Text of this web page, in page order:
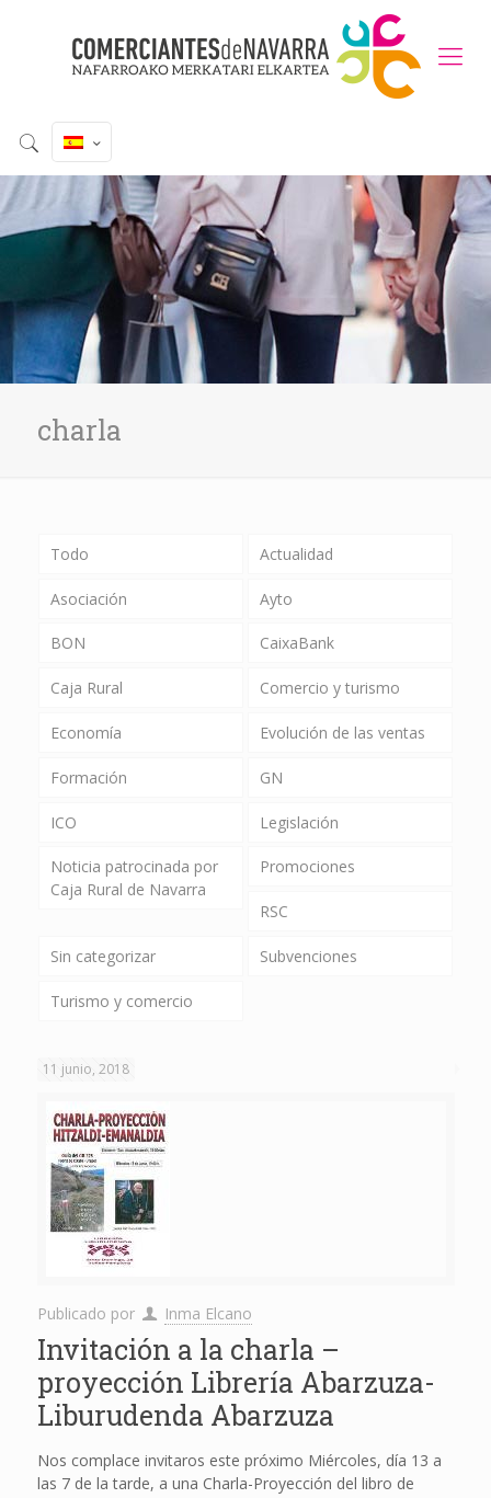
charla
Todo Actualidad
Asociación Ayto
BON CaixaBank
Caja Rural Comercio y turismo
Economía Evolución de las ventas
Formación GN
ICO Legislación
Noticia patrocinada por
Caja Rural de Navarra
Promociones
RSC
Sin categorizar Subvenciones
Turismo y comercio
11 junio, 2018
Publicado por Inma Elcano
Invitación a la charla –
proyección Librería Abarzuza-
Liburudenda Abarzuza
Nos complace invitaros este próximo Miércoles, día 13 a
las 7 de la tarde, a una Charla-Proyección del libro de